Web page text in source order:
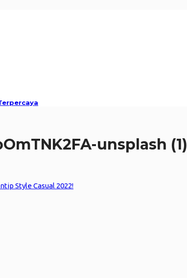
unsplash (1)